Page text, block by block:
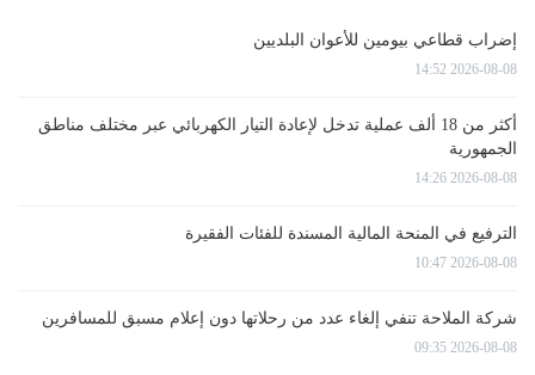
إضراب قطاعي بيومين للأعوان البلديين
2026-08-08 14:52
أكثر من 18 ألف عملية تدخل لإعادة التيار الكهربائي عبر مختلف مناطق
الجمهورية
2026-08-08 14:26
الترفيع في المنحة المالية المسندة للفئات الفقيرة
2026-08-08 10:47
شركة الملاحة تنفي إلغاء عدد من رحلاتها دون إعلام مسبق للمسافرين
2026-08-08 09:35